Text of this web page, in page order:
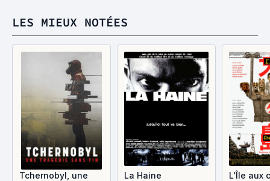
LES MIEUX NOTÉES
Tchernobyl, une
La Haine L'Île aux